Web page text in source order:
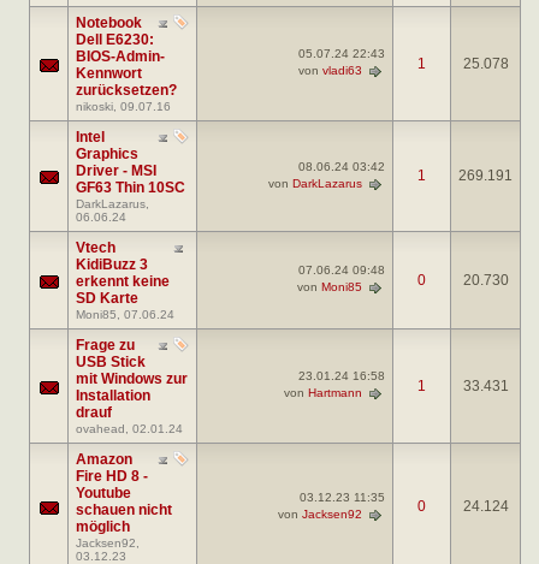
Notebook
Dell E6230:
BIOS-Admin-
Kennwort
zurücksetzen?
nikoski , 09.07.16
05.07.24 22:43
von vladi63 1 25.078
Intel
Graphics
Driver - MSI
GF63 Thin 10SC
DarkLazarus
06.06.24
08.06.24 03:42
von DarkLazarus 1 269.191
Vtech
KidiBuzz 3
erkennt keine
SD Karte
Moni85 , 07.06.24
07.06.24 09:48
von Moni85 0 20.730
Frage zu
USB Stick
mit Windows zur
Installation
drauf
ovahead , 02.01.24
23.01.24 16:58
von Hartmann 1 33.431
Amazon
Fire HD 8 -
Youtube
schauen nicht
möglich
Jacksen92
03.12.23
03.12.23 11:35
von Jacksen92 0 24.124